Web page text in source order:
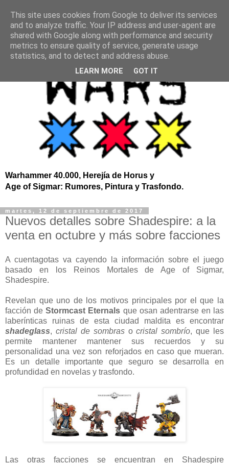
Warhammer 40.000, Herejía de Horus y
Age of Sigmar: Rumores, Pintura y Trasfondo.
martes, 12 de septiembre de 2017
Nuevos detalles sobre Shadespire: a la
venta en octubre y más sobre facciones
A cuentagotas va cayendo la información sobre el juego
basado en los Reinos Mortales de Age of Sigmar,
Shadespire.
Revelan que uno de los motivos principales por el que la
facción de Stormcast Eternals que osan adentrarse en las
laberínticas ruinas de esta ciudad maldita es encontrar
shadeglass, cristal de sombras ocristal sombrío, que les
permite mantener mantener sus recuerdos y su
personalidad una vez son reforjados en caso que mueran.
Es un detalle importante que seguro se desarrolla en
profundidad en novelas y trasfondo.
Las otras facciones se encuentran en Shadespire
This site uses cookies from Google to deliver its services
and to analyze traffic. Your IP address and user-agent are
shared with Google along with performance and security
metrics to ensure quality of service, generate usage
statistics, and to detect and address abuse.
LEARN MORE GOT IT